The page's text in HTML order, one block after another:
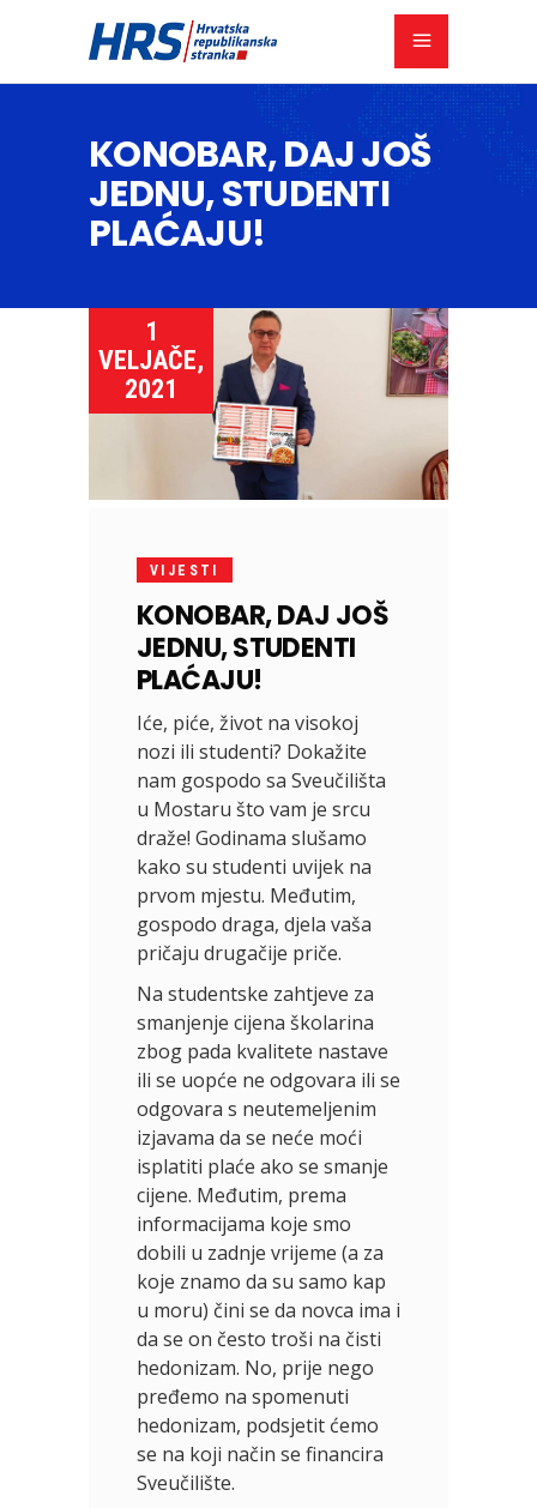
KONOBAR, DAJ JOŠ
JEDNU, STUDENTI
PLAĆAJU!
1
VELJAČE,
2021
VIJESTI
KONOBAR, DAJ JOŠ
JEDNU, STUDENTI
PLAĆAJU!
Iće, piće, život na visokoj
nozi ili studenti? Dokažite
nam gospodo sa Sveučilišta
u Mostaru što vam je srcu
draže! Godinama slušamo
kako su studenti uvijek na
prvom mjestu. Međutim,
gospodo draga, djela vaša
pričaju drugačije priče.
Na studentske zahtjeve za
smanjenje cijena školarina
zbog pada kvalitete nastave
ili se uopće ne odgovara ili se
odgovara s neutemeljenim
izjavama da se neće moći
isplatiti plaće ako se smanje
cijene. Međutim, prema
informacijama koje smo
dobili u zadnje vrijeme (a za
koje znamo da su samo kap
u moru) čini se da novca ima i
da se on često troši na čisti
hedonizam. No, prije nego
pređemo na spomenuti
hedonizam, podsjetit ćemo
se na koji način se financira
Sveučilište.